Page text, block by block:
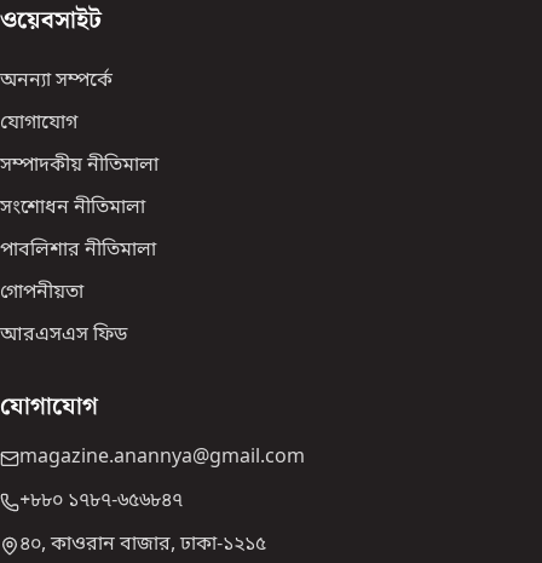
ওয়েবসাইট
অনন্যা সম্পর্কে
যোগাযোগ
সম্পাদকীয় নীতিমালা
সংশোধন নীতিমালা
পাবলিশার নীতিমালা
গোপনীয়তা
আরএসএস ফিড
যোগাযোগ
magazine.anannya@gmail.com
+৮৮০ ১৭৮৭-৬৫৬৮৪৭
৪০, কাওরান বাজার, ঢাকা-১২১৫